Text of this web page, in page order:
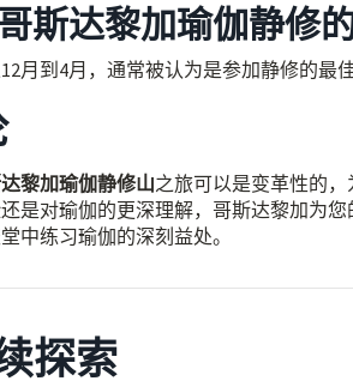
斯达黎加瑜伽静修
月到4月，通常被认为是参加静修的最
黎加瑜伽静修山之旅可以是变革性的
是对瑜伽的更深理解，哥斯达黎加为
中练习瑜伽的深刻益处。
探索